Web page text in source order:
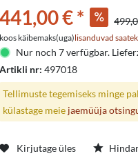
441,00 € *
koos käibemaks(uga)lisanduvad
Nur noch 7 verfügbar.
Artikli nr:497018
Tellimuste tegemiseks minge
külastage meie jaemüüja
Kirjutage üles